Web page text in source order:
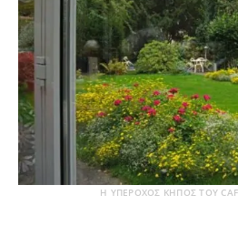
Η ΥΠΕΡΟΧΟΣ ΚΉΠΟΣ ΤΟΥ